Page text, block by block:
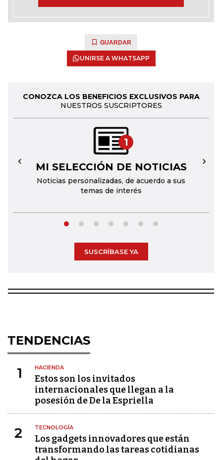
GUARDAR
UNIRSE A WHATSAPP
CONOZCA LOS BENEFICIOS EXCLUSIVOS PARA
NUESTROS SUSCRIPTORES
1
MI SELECCIÓN DE NOTICIAS
Noticias personalizadas, de acuerdo a sus
temas de interés
← →
SUSCRÍBASE YA
TENDENCIAS
1 HACIENDA
Estos son los invitados
internacionales que llegan a la
posesión de De la Espriella
2 TECNOLOGÍA
Los gadgets innovadores que están
transformando las tareas cotidianas